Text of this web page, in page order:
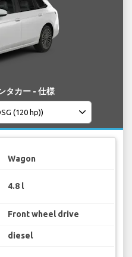
タカー - 仕様
Wagon
4.8 l
Front wheel drive
diesel